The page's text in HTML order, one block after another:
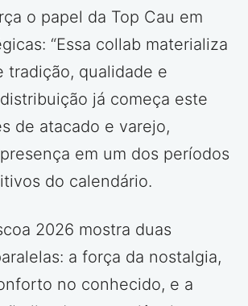
o papel da Top Cau em
“Essa collab materializa
tradição, qualidade e
já começa este
de atacado e varejo,
em um dos períodos
do calendário.
2026 mostra duas
a força da nostalgia,
no conhecido, e a